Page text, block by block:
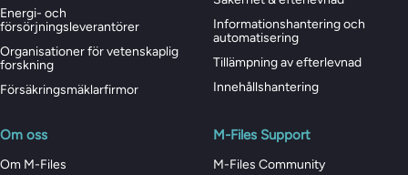
Energi- och
försörjningsleverantörer
Organisationer för vetenskaplig
forskning
Försäkringsmäklarfirmor
Informationshantering och
automatisering
Tillämpning av efterlevnad
Innehållshantering
Om oss
Om M-Files
M-Files Support
M-Files Community